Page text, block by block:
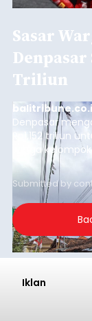
Sasar
Denpasar
Triliun
Denpasar
Rp1,152 triliun
warga
garis
guna menjaga
kelompok desil
merosot ke
Submitted by
Iklan